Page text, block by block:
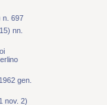
n. 697
nn.
gen.
nov. 2)